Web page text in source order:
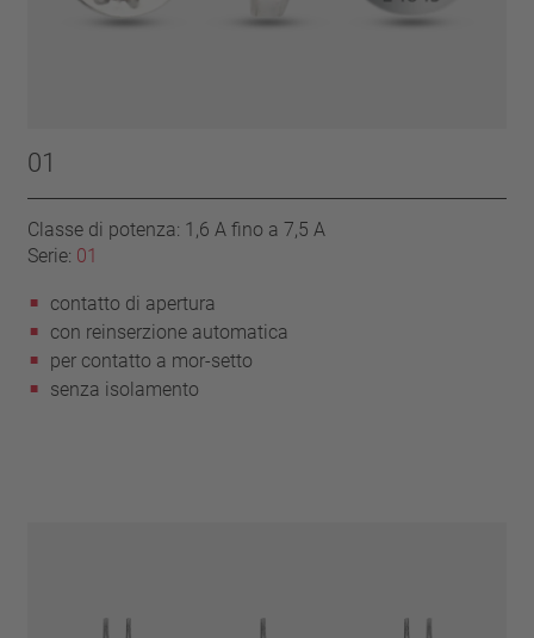
01
Classe di potenza: 1,6 A fino a 7,5 A
Serie: 01
contatto di apertura
con reinserzione automatica
per contatto a mor-setto
senza isolamento